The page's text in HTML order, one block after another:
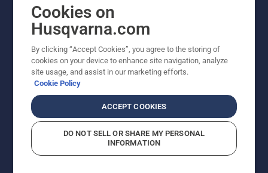
saamiseks siin.
Cookies on
Husqvarna.com
By clicking “Accept Cookies”, you agree to the storing of
cookies on your device to enhance site navigation, analyze
site usage, and assist in our marketing efforts.
Cookie Policy
ACCEPT COOKIES
DO NOT SELL OR SHARE MY PERSONAL
INFORMATION